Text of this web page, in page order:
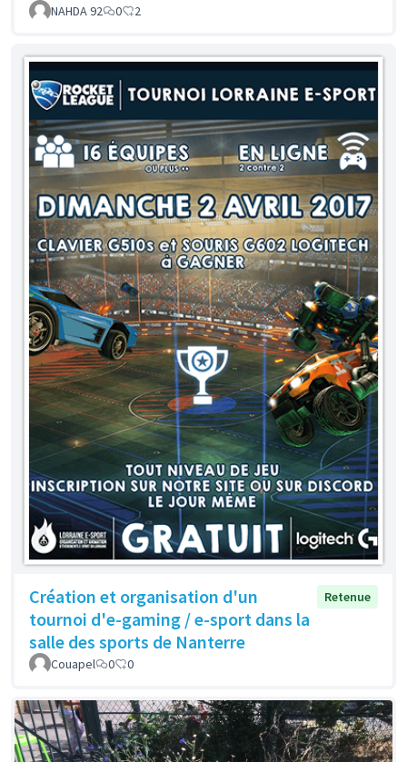
NAHDA 92
0 2
Création et organisation d'un
tournoi d'e-gaming / e-sport dans la
salle des sports de Nanterre
Retenue
Couapel 0 0